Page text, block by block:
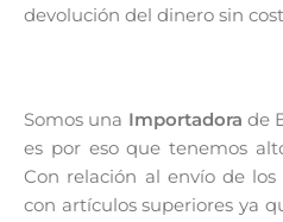
devolución del dinero sin
Somos una Importadora de
es por eso que tenemos
Con relación al envío de
con artículos superiores ya